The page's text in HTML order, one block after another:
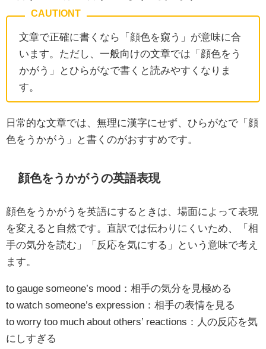
文章で正確に書くなら「顔色を窺う」が意味に合
います。ただし、一般向けの文章では「顔色をう
かがう」とひらがなで書くと読みやすくなりま
す。
日常的な文章では、無理に漢字にせず、ひらがなで「顔
色をうかがう」と書くのがおすすめです。
顔色をうかがうの英語表現
顔色をうかがうを英語にするときは、場面によって表現
を変えると自然です。直訳では伝わりにくいため、「相
手の気分を読む」「反応を気にする」という意味で考え
ます。
to gauge someone’s mood：相手の気分を見極める
to watch someone’s expression：相手の表情を見る
to worry too much about others’ reactions：人の反応を気
にしすぎる